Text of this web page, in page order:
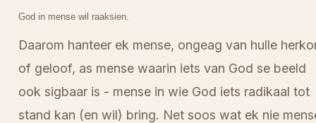
God in mense wil raaksien.
Daarom hanteer ek mense, ongeag van hulle
of geloof, as mense waarin iets van God se beeld
ook sigbaar is - mense in wie God iets radikaal tot
stand kan (en wil) bring. Net soos wat ek nie